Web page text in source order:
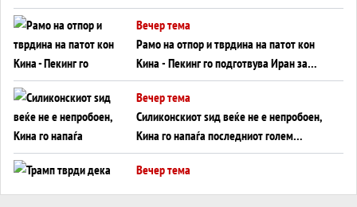
во Суец најавува глобален енергетски
инфаркт?
Вечер тема
Рамо на отпор и тврдина на патот кон
Кина - Пекинг го подготвува Иран за
американска копнена инвазија
Вечер тема
Силиконскиот ѕид веќе не е непробоен,
Кина го напаѓа последниот голем
монопол на Западот?
Вечер тема